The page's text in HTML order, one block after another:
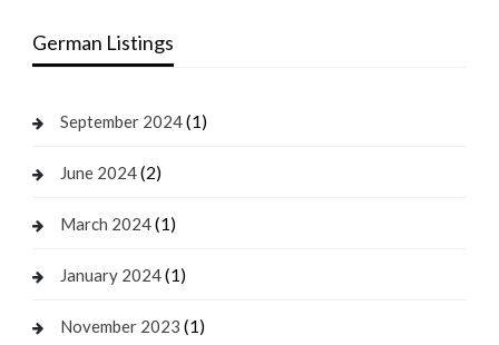
German Listings
September 2024(1)
June 2024(2)
March 2024(1)
January 2024(1)
November 2023 (1)